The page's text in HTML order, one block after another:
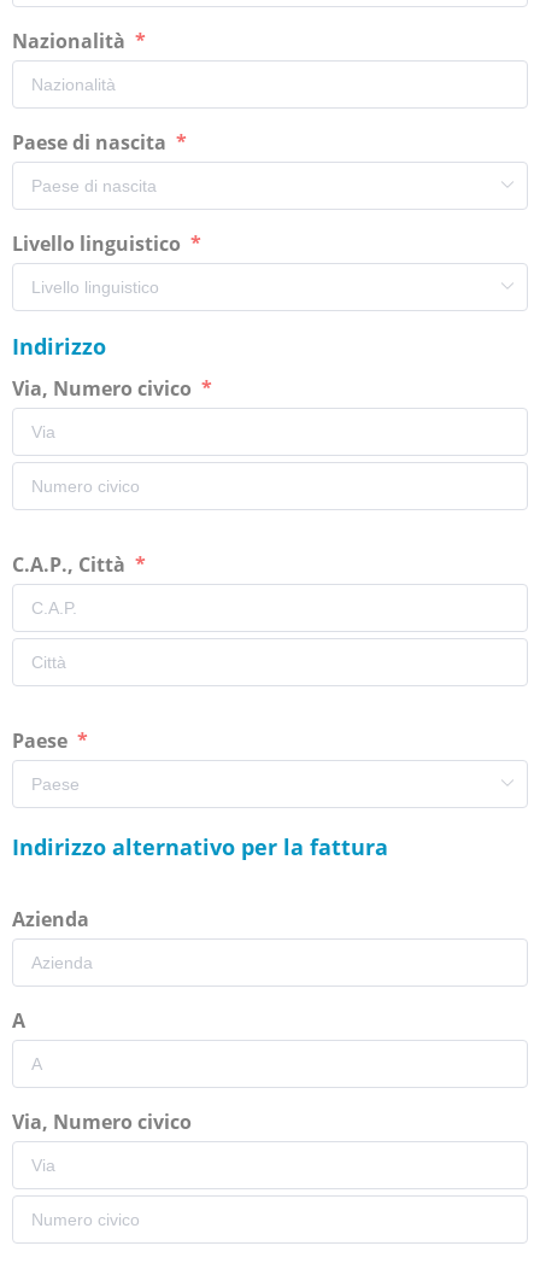
Nazionalità
Paese di nascita
Livello linguistico
Indirizzo
Via, Numero civico
C.A.P., Città
Paese
Indirizzo alternativo per la fattura
Azienda
A
Via, Numero civico